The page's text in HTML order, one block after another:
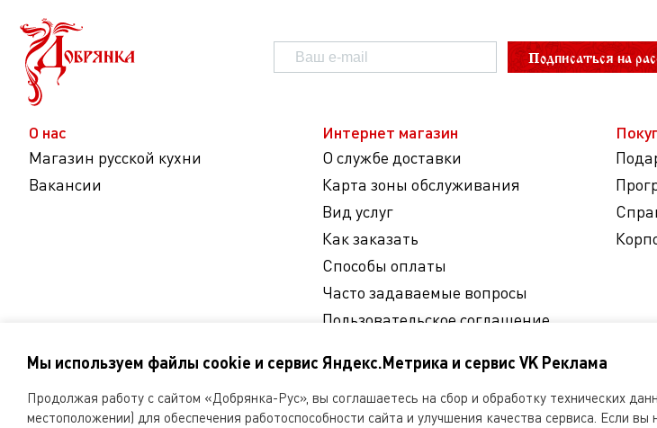
Подписаться на
О нас
Магазин русской кухни
Вакансии
Интернет магазин
О службе доставки
Карта зоны обслуживания
Вид услуг
Как заказать
Способы оплаты
Часто задаваемые вопросы
Пользовательское соглашение
персональных данных
Мы
Мы используем файлы cookie и сервис Яндекс.Метрика и сервис VK Реклама
Продолжая работу с сайтом «Добрянка-Рус», вы соглашаетесь на сбор и обработку технических
местоположении) для обеспечения работоспособности сайта и улучшения качества сервиса. Если